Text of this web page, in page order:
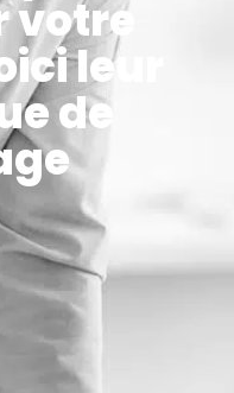
votre
leur
de